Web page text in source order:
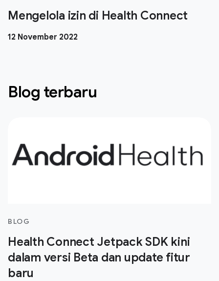
Mengelola izin di Health Connect
12 November 2022
Blog terbaru
BLOG
Health Connect Jetpack SDK kini
dalam versi Beta dan update fitur
baru